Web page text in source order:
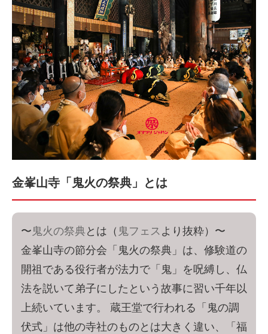
金峯山寺「鬼火の祭典」とは
〜 鬼火の祭典 とは（ 鬼フェス より抜粋）〜
金峯山寺の節分会「鬼火の祭典」は、修験道の
開祖である役行者が法力で「鬼」を呪縛し、仏
法を説いて弟子にしたという故事に習い千年以
上続いています。 蔵王堂で行われる「鬼の調
伏式」は他の寺社のものとは大きく違い、「福